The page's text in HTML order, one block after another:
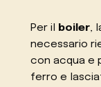
Per il boiler,
necessario
con acqua e
ferro e